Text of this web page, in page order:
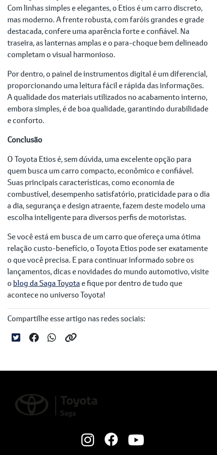
Com linhas simples e elegantes, o Etios é um carro discreto,
mas moderno. A frente robusta, com faróis grandes e grade
destacada, confere uma aparência forte e confiável. Na
traseira, as lanternas amplas e o para-choque bem delineado
completam o visual harmonioso.
Por dentro, o painel de instrumentos digital é um diferencial,
proporcionando uma leitura fácil e rápida das informações.
A qualidade dos materiais utilizados no acabamento interno,
embora simples, é de boa qualidade, garantindo durabilidade
e conforto.
Conclusão
O Toyota Etios é, sem dúvida, uma excelente opção para
quem busca um carro compacto, econômico e confiável.
Suas principais características, como economia de
combustível, desempenho satisfatório, praticidade para o dia
a dia, segurança e design atraente, fazem deste modelo uma
escolha inteligente para diversos perfis de motoristas.
Se você está em busca de um carro que ofereça uma ótima
relação custo-benefício, o Toyota Etios pode ser exatamente
o que você precisa. E para continuar informado sobre os
lançamentos, dicas e novidades do mundo automotivo, visite
o blog da Saga Toyotae fique por dentro de tudo que
acontece no universo Toyota!
Compartilhe esse artigo nas redes sociais: